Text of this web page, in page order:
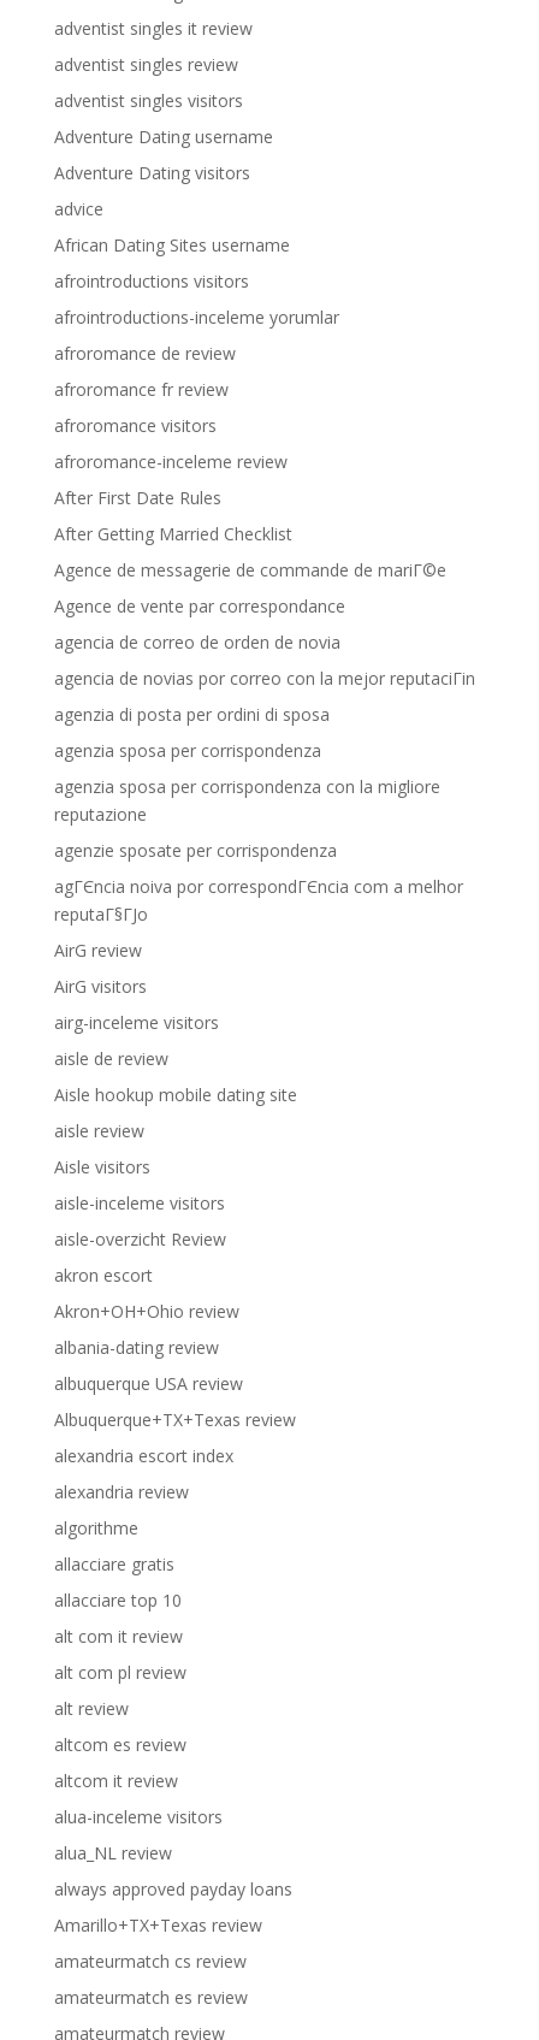
adventist singles it review
adventist singles review
adventist singles visitors
Adventure Dating username
Adventure Dating visitors
advice
African Dating Sites username
afrointroductions visitors
afrointroductions-inceleme yorumlar
afroromance de review
afroromance fr review
afroromance visitors
afroromance-inceleme review
After First Date Rules
After Getting Married Checklist
Agence de messagerie de commande de mariГ©e
Agence de vente par correspondance
agencia de correo de orden de novia
agencia de novias por correo con la mejor reputaciГіn
agenzia di posta per ordini di sposa
agenzia sposa per corrispondenza
agenzia sposa per corrispondenza con la migliore
reputazione
agenzie sposate per corrispondenza
agГЄncia noiva por correspondГЄncia com a melhor
reputaГ§ГЈo
AirG review
AirG visitors
airg-inceleme visitors
aisle de review
Aisle hookup mobile dating site
aisle review
Aisle visitors
aisle-inceleme visitors
aisle-overzicht Review
akron escort
Akron+OH+Ohio review
albania-dating review
albuquerque USA review
Albuquerque+TX+Texas review
alexandria escort index
alexandria review
algorithme
allacciare gratis
allacciare top 10
alt com it review
alt com pl review
alt review
altcom es review
altcom it review
alua-inceleme visitors
alua_NL review
always approved payday loans
Amarillo+TX+Texas review
amateurmatch cs review
amateurmatch es review
amateurmatch review